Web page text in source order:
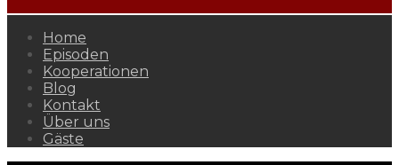
Home
Episoden
Kooperationen
Blog
Kontakt
Über uns
Gäste